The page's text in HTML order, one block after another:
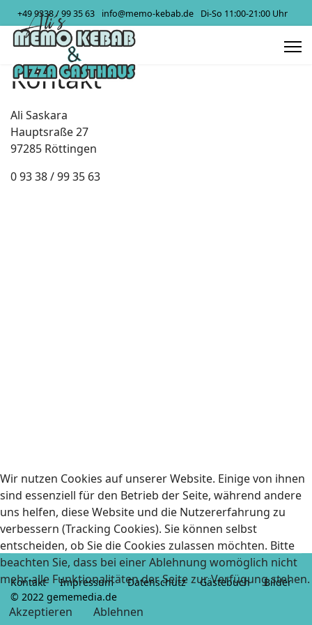
+49 9338 / 99 35 63 info@memo-kebab.de Di-So 11:00-21:00 Uhr
Kontakt
Ali Saskara
Hauptsraße 27
97285 Röttingen
0 93 38 / 99 35 63
Kontakt Impressum Datenschutz Gästebuch
Bilder
© 2022 gememedia.de
Wir nutzen Cookies auf unserer Website. Einige von ihnen
sind essenziell für den Betrieb der Seite, während andere
uns helfen, diese Website und die Nutzererfahrung zu
verbessern (Tracking Cookies). Sie können selbst
entscheiden, ob Sie die Cookies zulassen möchten. Bitte
beachten Sie, dass bei einer Ablehnung womöglich nicht
mehr alle Funktionalitäten der Seite zur Verfügung stehen.
Akzeptieren Ablehnen